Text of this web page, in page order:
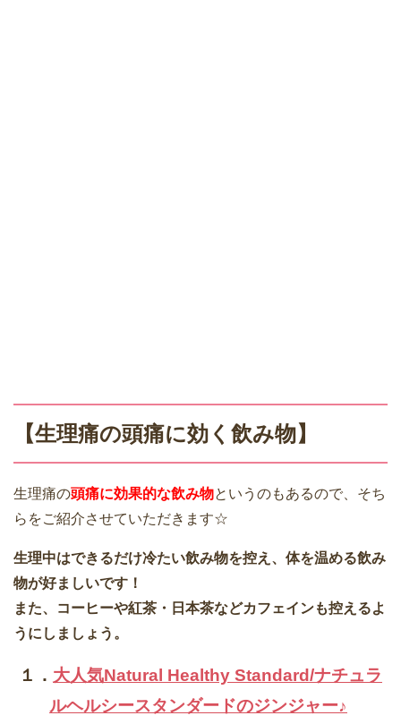
【生理痛の頭痛に効く飲み物】
生理痛の頭痛に効果的な飲み物というのもあるので、そち
らをご紹介させていただきます☆
生理中はできるだけ冷たい飲み物を控え、体を温める飲み
物が好ましいです！
また、コーヒーや紅茶・日本茶などカフェインも控えるよ
うにしましょう。
１． 大人気Natural Healthy Standard/ナチュラ
ルヘルシースタンダードのジンジャー♪